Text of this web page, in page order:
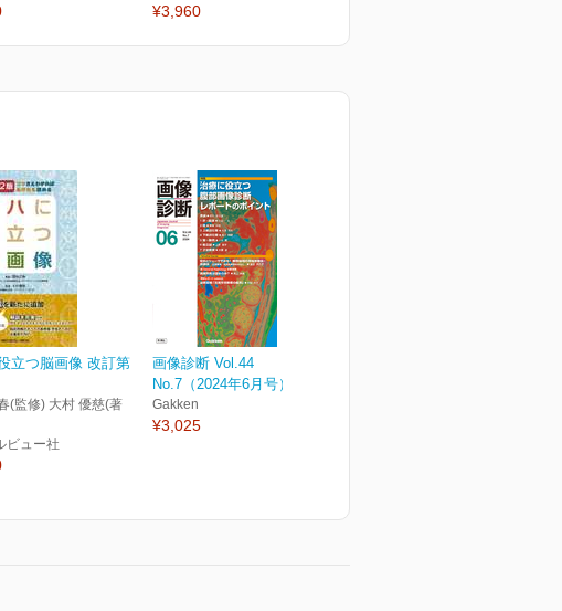
¥3,960
立つ脳画像 改訂第
(監修) 大村 優慈(著
ビュー社
画像診断 Vol.44
No.7（2024年6月号）
Gakken
¥3,025